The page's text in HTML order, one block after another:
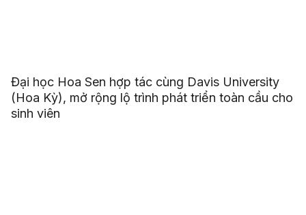
Đại học Hoa Sen hợp tác cùng Davis University
(Hoa Kỳ), mở rộng lộ trình phát triển toàn cầu cho
sinh viên